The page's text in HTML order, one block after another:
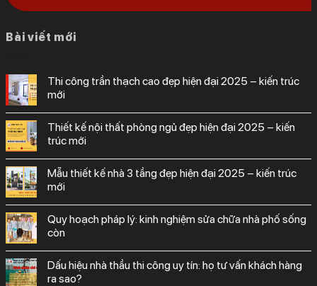
Bài viết mới
thi công trần thạch cao đẹp hiện đại 2025 – kiến trúc
mới
thiết kế nội thất phòng ngủ đẹp hiện đại 2025 – kiến
trúc mới
mẫu thiết kế nhà 3 tầng đẹp hiện đại 2025 – kiến trúc
mới
quy hoạch pháp lý: kinh nghiệm sửa chữa nhà phố sống
còn
dấu hiệu nhà thầu thi công uy tín: họ tư vấn khách hàng
ra sao?